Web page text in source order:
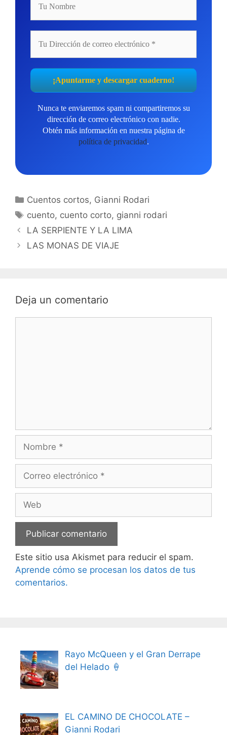
Nunca te enviaremos spam ni compartiremos su
dirección de correo electrónico con nadie.
Obtén más información en nuestra página de
política de privacidad.
Categorías
Cuentos cortos, Gianni Rodari
Etiquetas
cuento, cuento corto, gianni rodari
LA SERPIENTE Y LA LIMA
LAS MONAS DE VIAJE
Deja un comentario
Nombre
Correo
Web
Este sitio usa Akismet para reducir el spam.
Aprende cómo se procesan los datos de tus
comentarios.
Rayo McQueen y el Gran Derrape
del Helado 🍦
EL CAMINO DE CHOCOLATE –
Gianni Rodari